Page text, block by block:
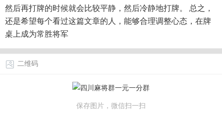
然后再打牌的时候就会比较平静，然后冷静地打牌。 总之，
还是希望每个看过这篇文章的人，能够合理调整心态，在牌
桌上成为常胜将军
二维码
保存图片，微信扫一扫